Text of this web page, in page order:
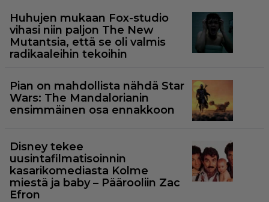
Huhujen mukaan Fox-studio
vihasi niin paljon The New
Mutantsia, että se oli valmis
radikaaleihin tekoihin
Pian on mahdollista nähdä Star
Wars: The Mandalorianin
ensimmäinen osa ennakkoon
Disney tekee
uusintafilmatisoinnin
kasarikomediasta Kolme
miestä ja baby – Päärooliin Zac
Efron